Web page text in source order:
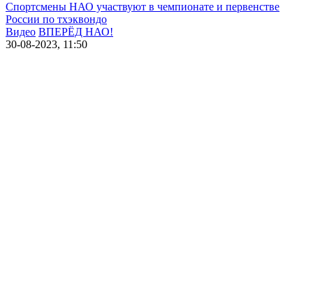
Спортсмены НАО участвуют в чемпионате и первенстве
России по тхэквондо
Видео ВПЕРЁД НАО!
30-08-2023, 11:50